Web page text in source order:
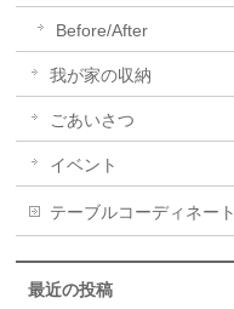
Before/After
我が家の収納
ごあいさつ
イベント
テーブルコーディネート
最近の投稿